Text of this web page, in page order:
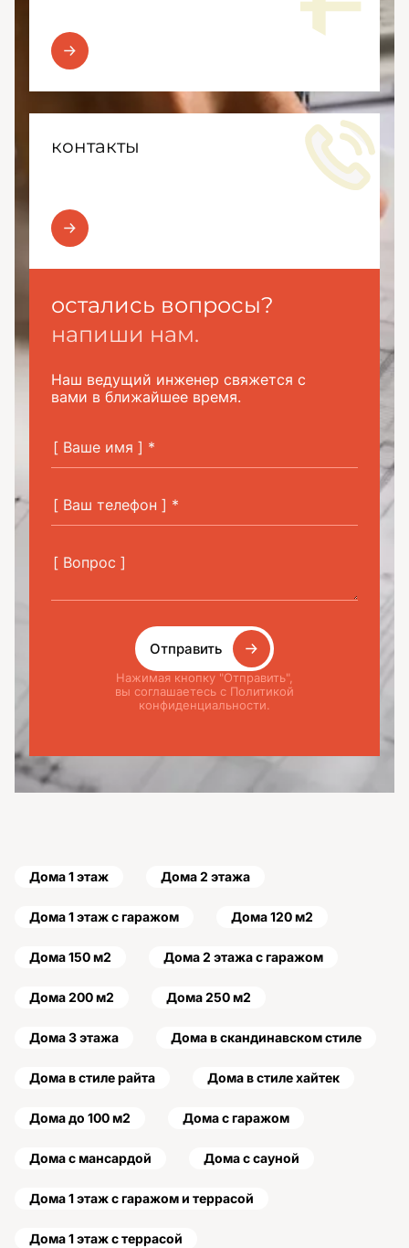
контакты
остались вопросы?
напиши нам.
Наш ведущий инженер свяжется с
вами в ближайшее время.
Отправить
Нажимая кнопку "Отправить",
вы соглашаетесь с Политикой
конфиденциальности.
Дома 1 этаж Дома 2 этажа
Дома 1 этаж с гаражом Дома 120 м2
Дома 150 м2 Дома 2 этажа с гаражом
Дома 200 м2 Дома 250 м2
Дома 3 этажа Дома в скандинавском стиле
Дома в стиле райта Дома в стиле хайтек
Дома до 100 м2 Дома с гаражом
Дома с мансардой Дома с сауной
Дома 1 этаж с гаражом и террасой
Дома 1 этаж с террасой